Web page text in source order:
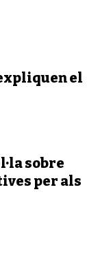
el
sobre
per als